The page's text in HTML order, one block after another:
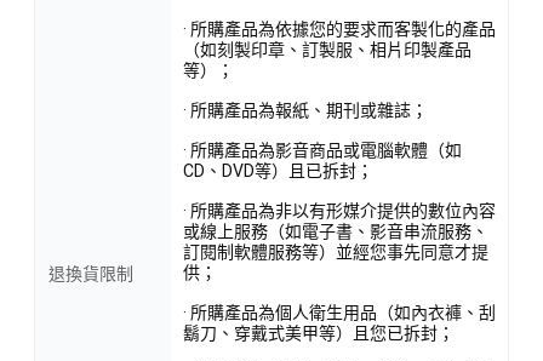
退換貨限制
· 所購產品為依據您的要求而客製化的產品
（如刻製印章、訂製服、相片印製產品
等）；
· 所購產品為報紙、期刊或雜誌；
· 所購產品為影音商品或電腦軟體（如
CD、DVD等）且已拆封；
· 所購產品為非以有形媒介提供的數位內容
或線上服務（如電子書、影音串流服務、
訂閱制軟體服務等）並經您事先同意才提
供；
· 所購產品為個人衛生用品（如內衣褲、刮
鬍刀、穿戴式美甲等）且您已拆封；